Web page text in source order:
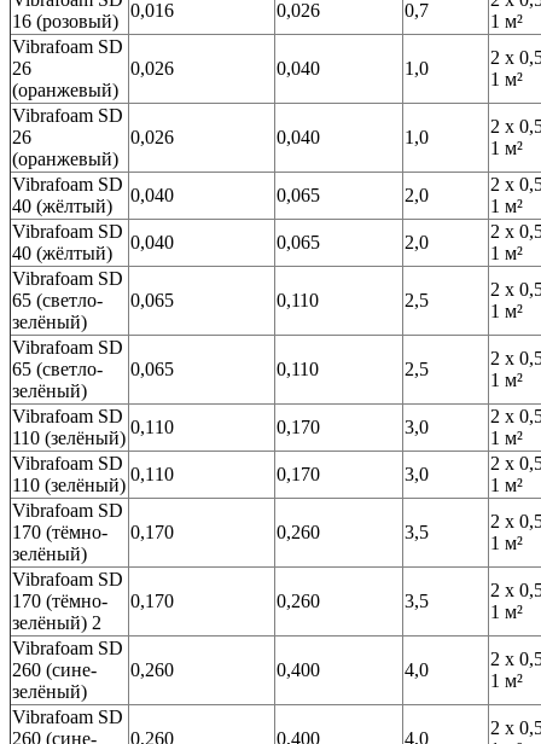
16 (розовый)
0,016 0,026 0,7
1 м²
Vibrafoam SD
26
(оранжевый)
0,026 0,040 1,0
2 х
1 м²
Vibrafoam SD
26
(оранжевый)
0,026 0,040 1,0
2 х
1 м²
Vibrafoam SD
40 (жёлтый)
0,040 0,065 2,0
2 х
1 м²
Vibrafoam SD
40 (жёлтый)
0,040 0,065 2,0
2 х
1 м²
Vibrafoam SD
65 (светло-
зелёный)
0,065 0,110 2,5
2 х
1 м²
Vibrafoam SD
65 (светло-
зелёный)
0,065 0,110 2,5
2 х
1 м²
Vibrafoam SD
110 (зелёный)
0,110 0,170 3,0
2 х
1 м²
Vibrafoam SD
110 (зелёный)
0,110 0,170 3,0
2 х
1 м²
Vibrafoam SD
170 (тёмно-
зелёный)
0,170 0,260 3,5
2 х
1 м²
Vibrafoam SD
170 (тёмно-
зелёный) 2
0,170 0,260 3,5
2 х
1 м²
Vibrafoam SD
260 (сине-
зелёный)
0,260 0,400 4,0
2 х
1 м²
Vibrafoam SD
260 (сине-
0,260 0,400 4,0
2 х